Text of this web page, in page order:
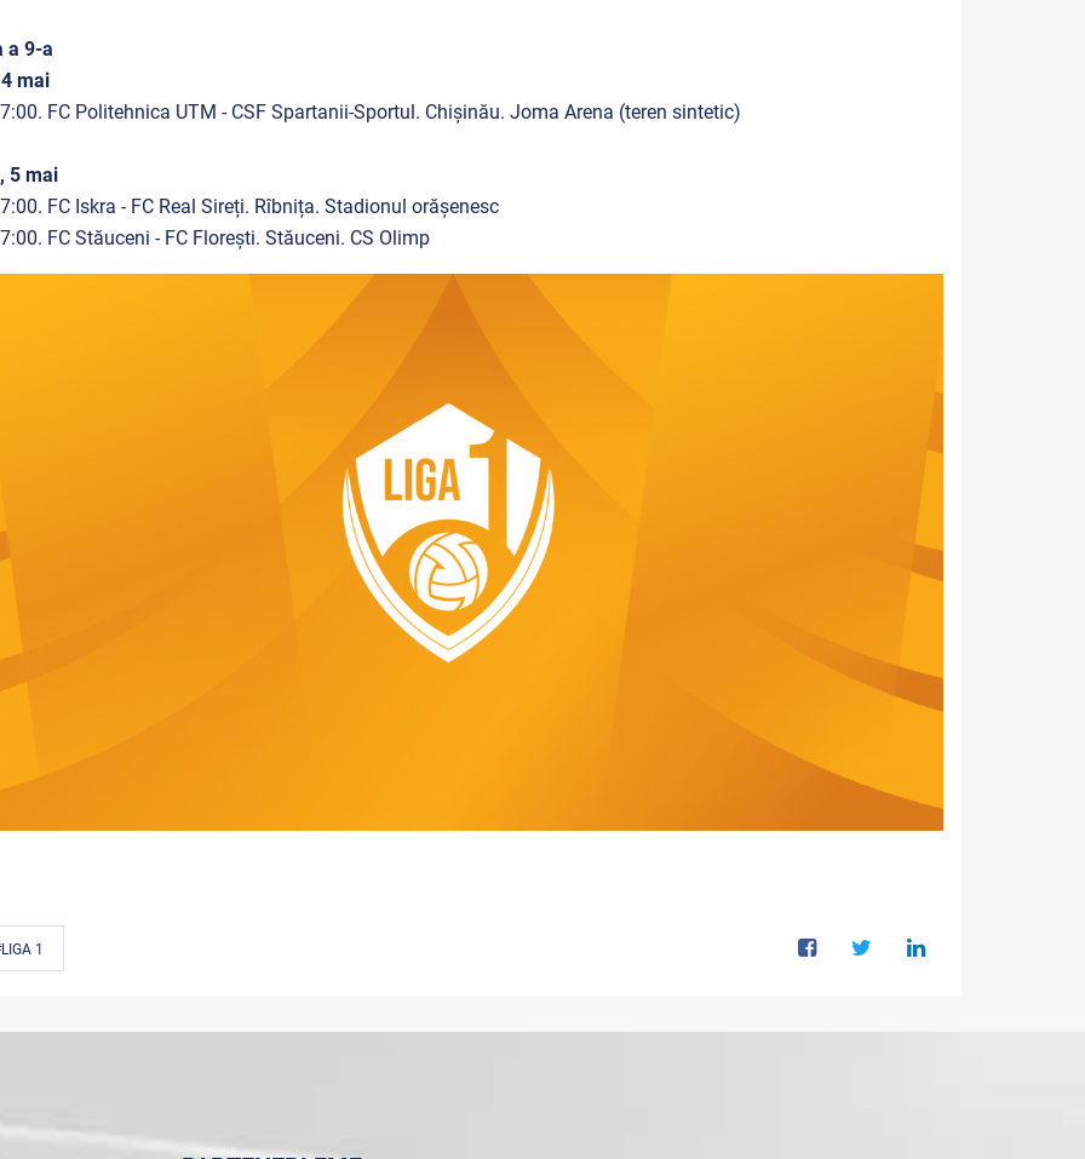
a 9-a
mai
FC Politehnica UTM - CSF Spartanii-Sportul. Chișinău. Joma Arena (teren sintetic)
5 mai
FC Iskra - FC Real Sireți. Rîbnița. Stadionul orășenesc
FC Stăuceni - FC Florești. Stăuceni. CS Olimp
1